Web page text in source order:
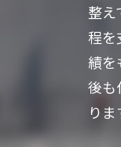
整え
程を
績を
後も
りま